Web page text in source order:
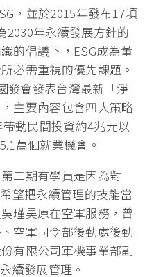
，並於2015年發布17項
2030年永續發展方針的
的倡議下，ESG成為董
必需重視的優先課題。
發會發表台灣最新「淨
主要內容包含四大策略
動民間投資約4兆元以
萬個就業機會。
二期有學員是因為對
望把永續管理的技能當
瑾昊原在空軍服務，曾
空軍司令部後勤處後勤
有限公司軍機事業部副
續發展管理。